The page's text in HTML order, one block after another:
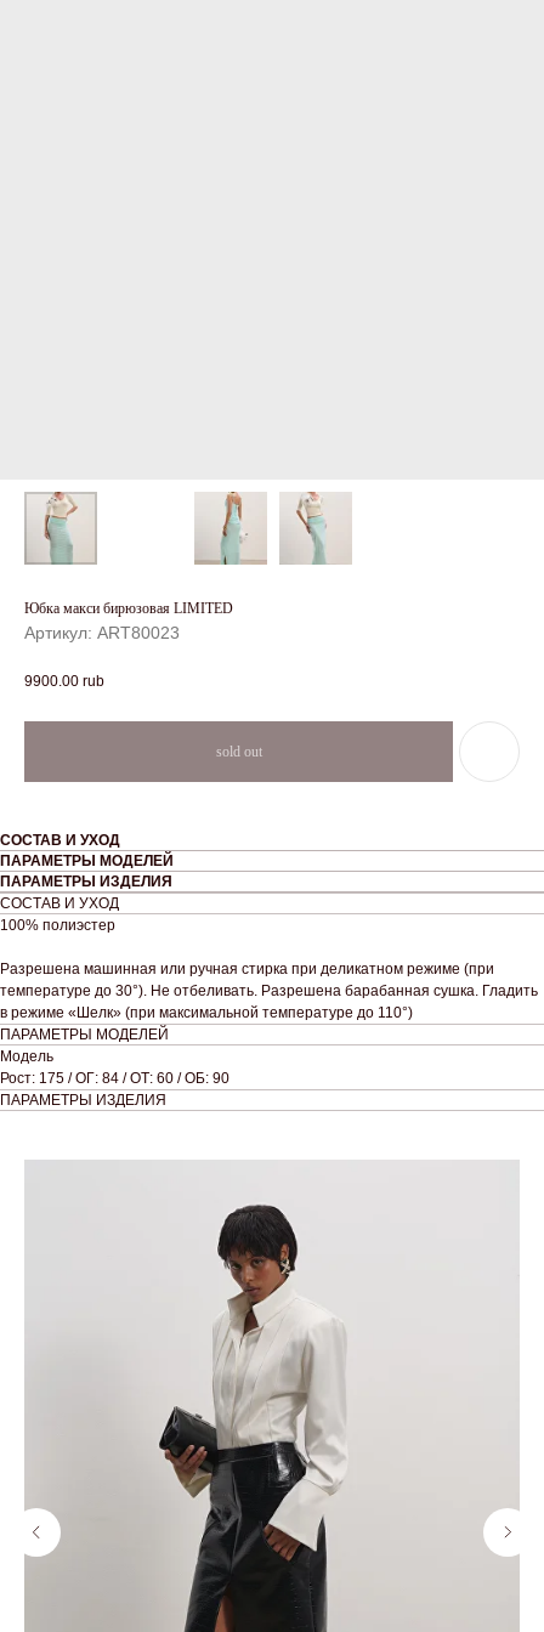
Юбка макси бирюзовая LIMITED
Артикул: ART80023
9900.00 rub
СОСТАВ И УХОД
ПАРАМЕТРЫ МОДЕЛЕЙ
ПАРАМЕТРЫ ИЗДЕЛИЯ
СОСТАВ И УХОД
100% полиэстер
Разрешена машинная или ручная стирка при деликатном режиме (при
температуре до 30°). Не отбеливать. Разрешена барабанная сушка. Гладить
в режиме «Шелк» (при максимальной температуре до 110°)
ПАРАМЕТРЫ МОДЕЛЕЙ
Модель
Рост: 175 / ОГ: 84 / ОТ: 60 / ОБ: 90
ПАРАМЕТРЫ ИЗДЕЛИЯ